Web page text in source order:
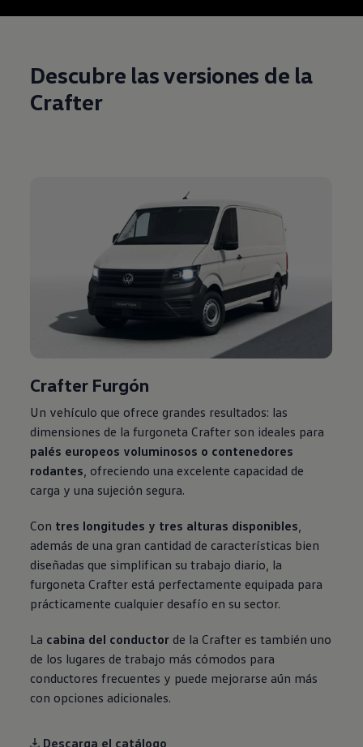
Descubre las versiones de la
Crafter
Crafter Furgón
Un vehículo que ofrece grandes resultados: las
dimensiones de la furgoneta Crafter son ideales para
palés europeos voluminosos o contenedores
rodantes, ofreciendo una excelente capacidad de
carga y una sujeción segura.
Con tres longitudes y tres alturas disponibles,
además de una gran cantidad de características bien
diseñadas que simplifican su trabajo diario, la
furgoneta Crafter está perfectamente equipada para
prácticamente cualquier desafío en su sector.
La cabina del conductor de la Crafter es también uno
de los lugares de trabajo más cómodos para
conductores frecuentes y puede mejorarse aún más
con opciones adicionales.
Descarga el catálogo